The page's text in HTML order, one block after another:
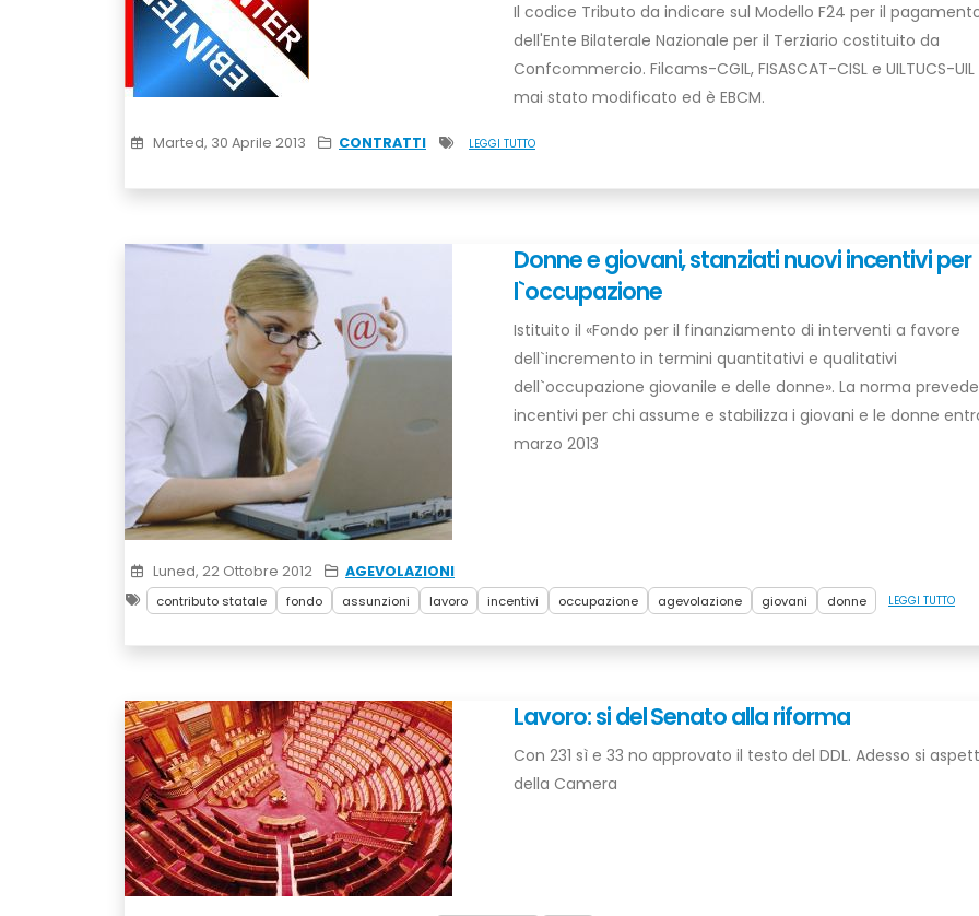
Il codice Tributo da indicare sul Modello F24 per il
dell'Ente Bilaterale Nazionale per il Terziario costituito da
Confcommercio. Filcams-CGIL, FISASCAT-CISL e UILTUCS-
mai stato modificato ed è EBCM.
Marted, 30 Aprile 2013 CONTRATTI LEGGI TUTTO
Donne e giovani, stanziati nuovi incentivi per
l`occupazione
Istituito il «Fondo per il finanziamento di interventi a favore
dell`incremento in termini quantitativi e qualitativi
dell`occupazione giovanile e delle donne». La norma prevede
incentivi per chi assume e stabilizza i giovani e le donne
marzo 2013
Luned, 22 Ottobre 2012 AGEVOLAZIONI
contributo statale fondo assunzioni lavoro incentivi occupazione agevolazione giovani donne LEGGI TUTTO
Lavoro: si del Senato alla riforma
Con 231 sì e 33 no approvato il testo del DDL. Adesso si
della Camera